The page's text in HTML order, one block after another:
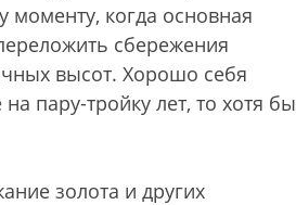
моменту, когда основная
сбережения
высот. Хорошо себя
пару-тройку лет, то хотя бы
золота и других